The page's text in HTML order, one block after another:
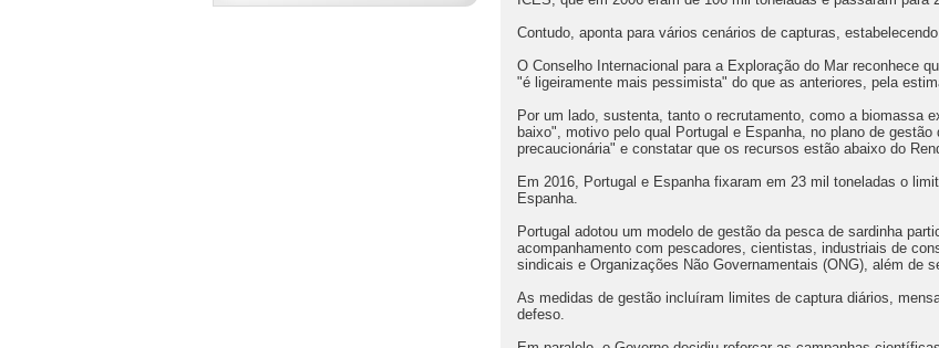
Contudo, aponta para vários cenários de capturas,
O Conselho Internacional para a Exploração do Mar reconhece
"é ligeiramente mais pessimista" do que as anteriores, pela
Por um lado, sustenta, tanto o recrutamento, como a biomassa
baixo", motivo pelo qual Portugal e Espanha, no plano de
precaucionária" e constatar que os recursos estão abaixo do
Em 2016, Portugal e Espanha fixaram em 23 mil toneladas o
Espanha.
Portugal adotou um modelo de gestão da pesca de sardinha
acompanhamento com pescadores, cientistas, industriais de
sindicais e Organizações Não Governamentais (ONG), além de
As medidas de gestão incluíram limites de captura diários,
defeso.